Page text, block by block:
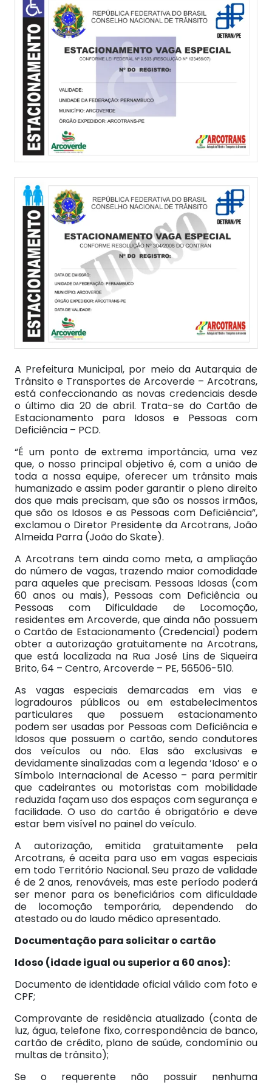
A Prefeitura Municipal, por meio da Autarquia de
Trânsito e Transportes de Arcoverde – Arcotrans,
está confeccionando as novas credenciais desde
o último dia 20 de abril. Trata-se do Cartão de
Estacionamento para Idosos e Pessoas com
Deficiência – PCD.
“É um ponto de extrema importância, uma vez
que, o nosso principal objetivo é, com a união de
toda a nossa equipe, oferecer um trânsito mais
humanizado e assim poder garantir o pleno direito
dos que mais precisam, que são os nossos irmãos,
que são os Idosos e as Pessoas com Deficiência”,
exclamou o Diretor Presidente da Arcotrans, João
Almeida Parra (João do Skate).
A Arcotrans tem ainda como meta, a ampliação
do número de vagas, trazendo maior comodidade
para aqueles que precisam. Pessoas Idosas (com
60 anos ou mais), Pessoas com Deficiência ou
Pessoas com Dificuldade de Locomoção,
residentes em Arcoverde, que ainda não possuem
o Cartão de Estacionamento (Credencial) podem
obter a autorização gratuitamente na Arcotrans,
que está localizada na Rua José Lins de Siqueira
Brito, 64 – Centro, Arcoverde – PE, 56506-510.
As vagas especiais demarcadas em vias e
logradouros públicos ou em estabelecimentos
particulares que possuem estacionamento
podem ser usadas por Pessoas com Deficiência e
Idosos que possuem o cartão, sendo condutores
dos veículos ou não. Elas são exclusivas e
devidamente sinalizadas com a legenda ‘Idoso’ e o
Símbolo Internacional de Acesso – para permitir
que cadeirantes ou motoristas com mobilidade
reduzida façam uso dos espaços com segurança e
facilidade. O uso do cartão é obrigatório e deve
estar bem visível no painel do veículo.
A autorização, emitida gratuitamente pela
Arcotrans, é aceita para uso em vagas especiais
em todo Território Nacional. Seu prazo de validade
é de 2 anos, renováveis, mas este período poderá
ser menor para os beneficiários com dificuldade
de locomoção temporária, dependendo do
atestado ou do laudo médico apresentado.
Documentação para solicitar o cartão
Idoso (idade igual ou superior a 60 anos):
Documento de identidade oficial válido com foto e
CPF;
Comprovante de residência atualizado (conta de
luz, água, telefone fixo, correspondência de banco,
cartão de crédito, plano de saúde, condomínio ou
multas de trânsito);
Se o requerente não possuir nenhuma